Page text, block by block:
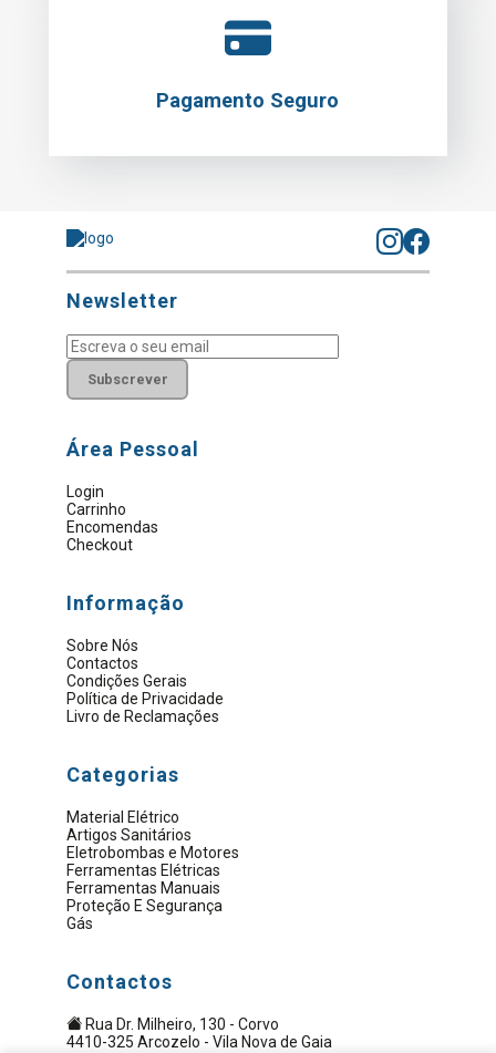
Pagamento Seguro
Newsletter
Subscrever
Área Pessoal
Login
Carrinho
Encomendas
Checkout
Informação
Sobre Nós
Contactos
Condições Gerais
Política de Privacidade
Livro de Reclamações
Categorias
Material Elétrico
Artigos Sanitários
Eletrobombas e Motores
Ferramentas Elétricas
Ferramentas Manuais
Proteção E Segurança
Gás
Contactos
Rua Dr. Milheiro, 130 - Corvo
4410-325 Arcozelo - Vila Nova de Gaia